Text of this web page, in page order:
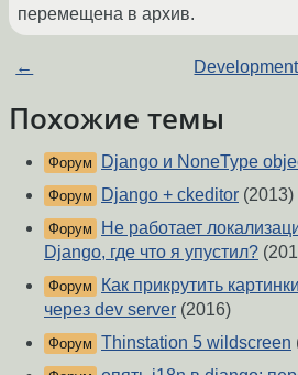
перемещена в архив.
← Development
Похожие темы
Форум Django и NoneType
Форум Django + ckeditor (2013)
Форум
Не работает
Django, где что я упустил?
Форум
Как прикрутить
через dev server (2016)
Форум Thinstation 5 wildscreen